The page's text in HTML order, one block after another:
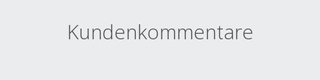
Kundenkommentare